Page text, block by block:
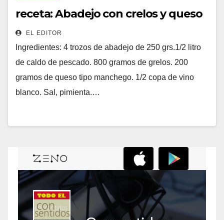
receta: Abadejo con crelos y queso
EL EDITOR
Ingredientes: 4 trozos de abadejo de 250 grs.1/2 litro
de caldo de pescado. 800 gramos de grelos. 200
gramos de queso tipo manchego. 1/2 copa de vino
blanco. Sal, pimienta.…